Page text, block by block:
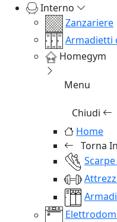
Interno
Zanzariere
Armadietti
Homegym
Menu
Chiudi
Home
Torna